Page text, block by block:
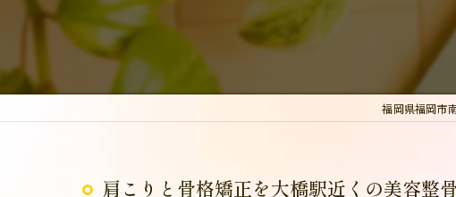
福岡県福岡市
肩こりと骨格矯正を大橋駅近くの美容整